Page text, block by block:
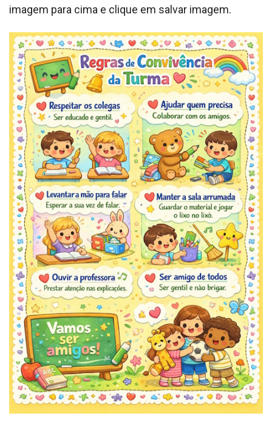
imagem para cima e clique em salvar imagem.